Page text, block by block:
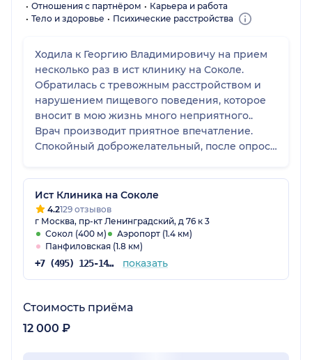
Отношения с партнёром
Карьера и работа
Тело и здоровье
Психические расстройства
Ходила к Георгию Владимировичу на прием
несколько раз в ист клинику на Соколе.
Обратилась с тревожным расстройством и
нарушением пищевого поведения, которое
вносит в мою жизнь много неприятного..
Врач производит приятное впечатление.
Спокойный доброжелательный, после опроса
корректировал их в последующие приемы.
Понятно объяснил причину по которой
назначил именно конкретные препараты и
суть их работы.
Ист Клиника на Соколе
4.2129 отзывов
г Москва, пр-кт Ленинградский, д 76 к 3
Сокол (400 м)
Аэропорт (1.4 км)
Панфиловская (1.8 км)
+7 (495) 125-14-89 показать
Стоимость приёма
12 000 ₽